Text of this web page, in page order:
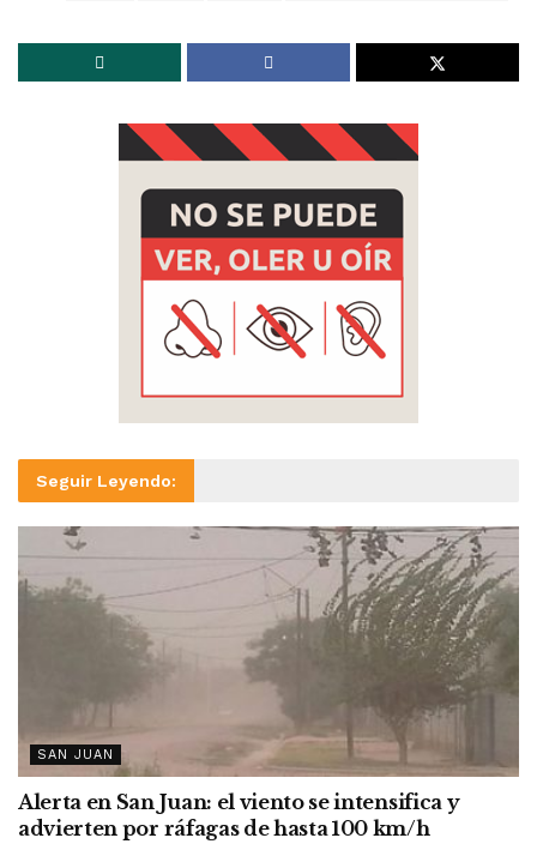
Seguir Leyendo:
SAN JUAN
Alerta en San Juan: el viento se intensifica y
advierten por ráfagas de hasta 100 km/h